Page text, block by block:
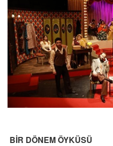
BİR DÖNEM ÖYKÜSÜ